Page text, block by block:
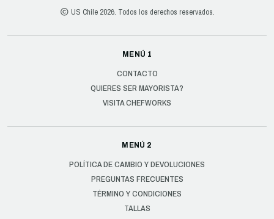
US Chile 2026. Todos los derechos reservados.
MENÚ 1
CONTACTO
QUIERES SER MAYORISTA?
VISITA CHEFWORKS
MENÚ 2
POLÍTICA DE CAMBIO Y DEVOLUCIONES
PREGUNTAS FRECUENTES
TÉRMINO Y CONDICIONES
TALLAS